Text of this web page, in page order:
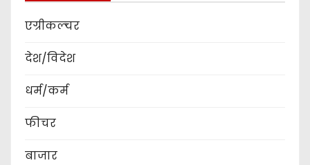
एग्रीकल्चर
देश/विदेश
धर्म/कर्म
फीचर
बाजार